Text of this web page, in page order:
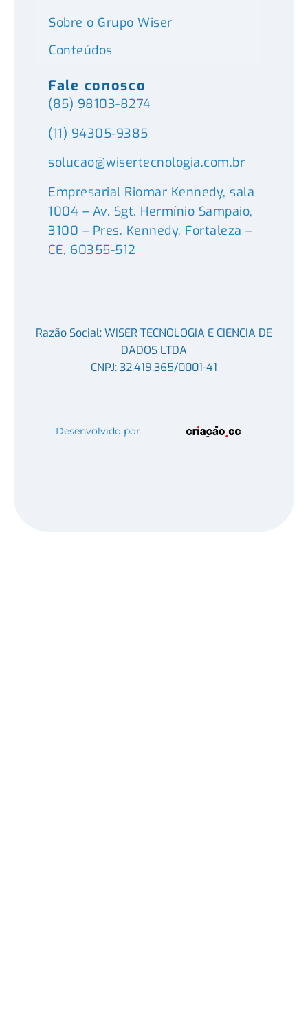
Sobre o Grupo Wiser
Conteúdos
Fale conosco
(85) 98103-8274
(11) 94305-9385
solucao@wisertecnologia.com.br
Empresarial Riomar Kennedy, sala
1004 – Av. Sgt. Hermínio Sampaio,
3100 – Pres. Kennedy, Fortaleza –
CE, 60355-512
Razão Social: WISER TECNOLOGIA E CIENCIA DE
DADOS LTDA
CNPJ: 32.419.365/0001-41
Desenvolvido por